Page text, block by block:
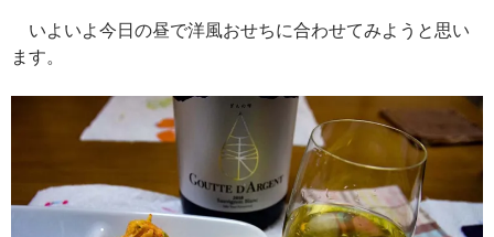
いよいよ今日の昼で洋風おせちに合わせてみようと思い
ます。